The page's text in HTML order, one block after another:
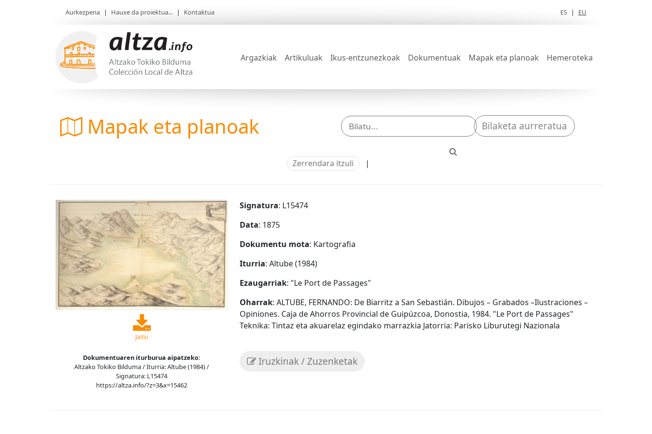
Aurkezpena | Hauxe da proiektua... | Kontaktua ES | EU
Argazkiak Artikuluak Ikus-entzunezkoak Dokumentuak Mapak eta planoak Hemeroteka
Mapak eta planoak Bilaketa aurreratua
Zerrendara itzuli |
Jaitsi
Dokumentuaren iturburua aipatzeko:
Altzako Tokiko Bilduma / Iturria: Altube (1984) /
Signatura: L15474
https://altza.info/?z=3&x=15462
Signatura: L15474
Data: 1875
Dokumentu mota: Kartografia
Iturria: Altube (1984)
Ezaugarriak: "Le Port de Passages"
Oharrak: ALTUBE, FERNANDO: De Biarritz a San Sebastián. Dibujos – Grabados –Ilustraciones –
Opiniones. Caja de Ahorros Provincial de Guipúzcoa, Donostia, 1984. "Le Port de Passages"
Teknika: Tintaz eta akuarelaz egindako marrazkia Jatorria: Parisko Liburutegi Nazionala
Iruzkinak / Zuzenketak